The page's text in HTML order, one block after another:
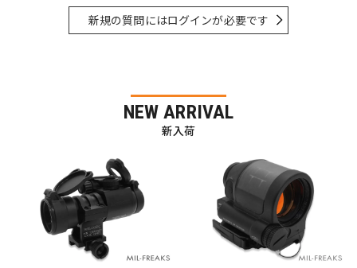
新規の質問にはログインが必要です
NEW ARRIVAL
新入荷